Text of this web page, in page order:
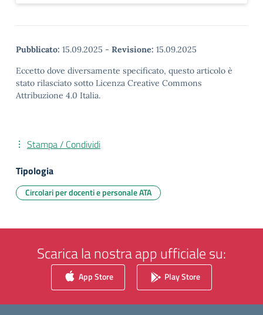
Pubblicato: 15.09.2025 - Revisione: 15.09.2025
Eccetto dove diversamente specificato, questo articolo è
stato rilasciato sotto Licenza Creative Commons
Attribuzione 4.0 Italia.
Stampa / Condividi
Tipologia
Circolari per docenti e personale ATA
Scarica la nostra app ufficiale su:
App Store Play Store